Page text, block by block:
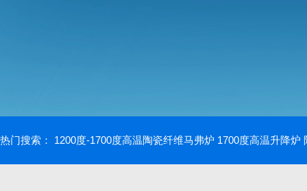
热门搜索： 1200度-1700度高温陶瓷纤维马弗炉 1700度高温升降炉